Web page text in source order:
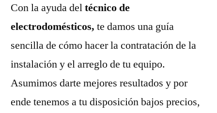
Con la ayuda deltécnico de
electrodomésticos, te damos una guía
sencilla de cómo hacer la contratación de la
instalación y el arreglo de tu equipo.
Asumimos darte mejores resultados y por
ende tenemos a tu disposición bajos precios,